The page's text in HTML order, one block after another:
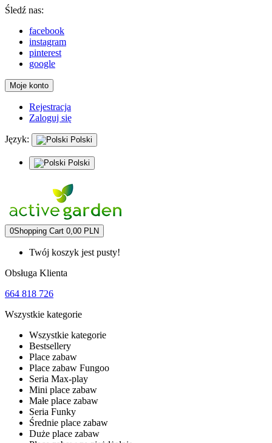
Śledź nas:
facebook
instagram
pinterest
google
Moje konto
Rejestracja
Zaloguj się
Język: Polski
Polski
0Shopping Cart 0,00 PLN
Twój koszyk jest pusty!
Obsługa Klienta
664 818 726
Wszystkie kategorie
Wszystkie kategorie
Bestsellery
Place zabaw
Place zabaw Fungoo
Seria Max-play
Mini place zabaw
Małe place zabaw
Seria Funky
Średnie place zabaw
Duże place zabaw